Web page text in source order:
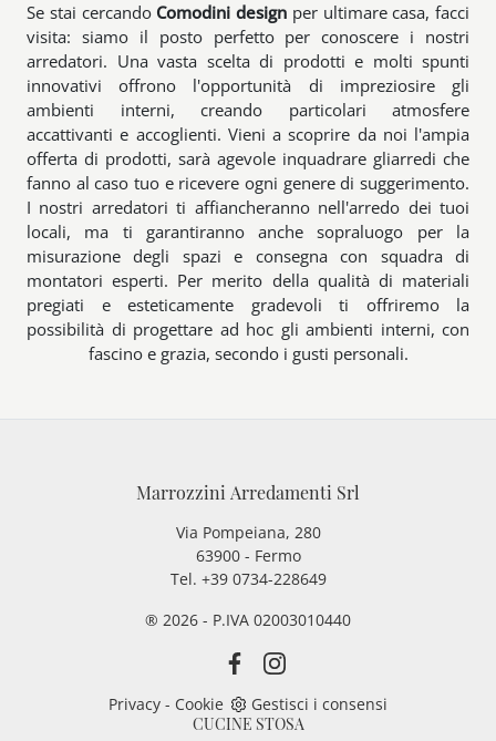
Se stai cercando Comodini design per ultimare casa, facci
visita: siamo il posto perfetto per conoscere i nostri
arredatori. Una vasta scelta di prodotti e molti spunti
innovativi offrono l'opportunità di impreziosire gli
ambienti interni, creando particolari atmosfere
accattivanti e accoglienti. Vieni a scoprire da noi l'ampia
offerta di prodotti, sarà agevole inquadrare gliarredi che
fanno al caso tuo e ricevere ogni genere di suggerimento.
I nostri arredatori ti affiancheranno nell'arredo dei tuoi
locali, ma ti garantiranno anche sopraluogo per la
misurazione degli spazi e consegna con squadra di
montatori esperti. Per merito della qualità di materiali
pregiati e esteticamente gradevoli ti offriremo la
possibilità di progettare ad hoc gli ambienti interni, con
fascino e grazia, secondo i gusti personali.
Marrozzini Arredamenti Srl
Via Pompeiana, 280
63900 - Fermo
Tel. +39 0734-228649
® 2026 - P.IVA 02003010440
Privacy - Cookie
Gestisci i consensi
CUCINE STOSA